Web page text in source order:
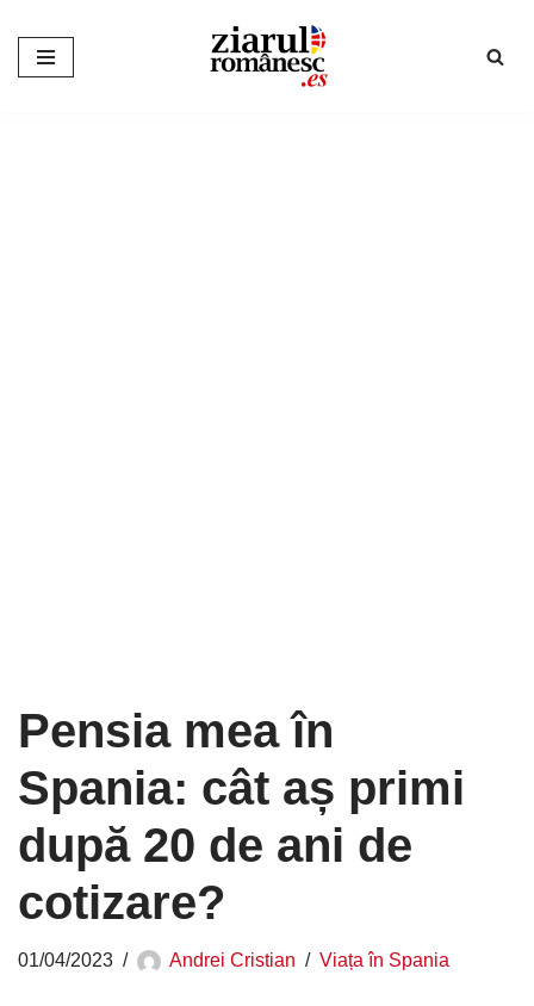
Sari
Pensia mea în
Spania: cât aș primi
după 20 de ani de
cotizare?
01/04/2023 Andrei Cristian Viața în Spania